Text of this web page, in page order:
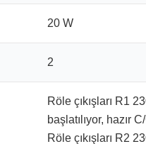
20 W
2
Röle çıkışları R1
başlatılıyor, hazır
Röle çıkışları R2